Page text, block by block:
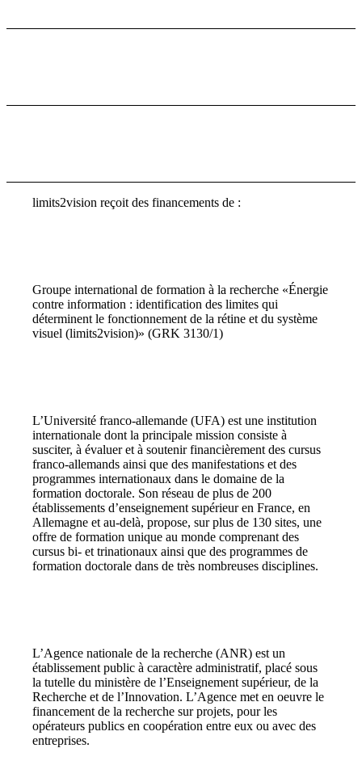
limits2vision reçoit des financements de :
Groupe international de formation à la recherche «Énergie
contre information : identification des limites qui
déterminent le fonctionnement de la rétine et du système
visuel (limits2vision)» (GRK 3130/1)
L’Université franco-allemande (UFA) est une institution
internationale dont la principale mission consiste à
susciter, à évaluer et à soutenir financièrement des cursus
franco-allemands ainsi que des manifestations et des
programmes internationaux dans le domaine de la
formation doctorale. Son réseau de plus de 200
établissements d’enseignement supérieur en France, en
Allemagne et au-delà, propose, sur plus de 130 sites, une
offre de formation unique au monde comprenant des
cursus bi- et trinationaux ainsi que des programmes de
formation doctorale dans de très nombreuses disciplines.
L’Agence nationale de la recherche (ANR) est un
établissement public à caractère administratif, placé sous
la tutelle du ministère de l’Enseignement supérieur, de la
Recherche et de l’Innovation. L’Agence met en oeuvre le
financement de la recherche sur projets, pour les
opérateurs publics en coopération entre eux ou avec des
entreprises.